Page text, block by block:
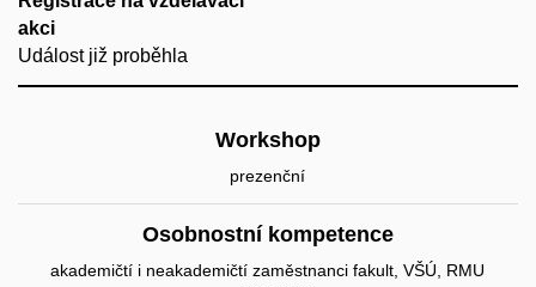
akci
Událost již proběhla
Workshop
prezenční
Osobnostní kompetence
akademičtí i neakademičtí zaměstnanci fakult, VŠÚ, RMU